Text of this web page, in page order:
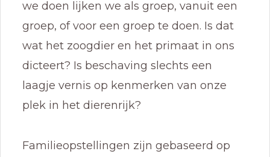
we doen lijken we als groep, vanuit een
groep, of voor een groep te doen. Is dat
wat het zoogdier en het primaat in ons
dicteert? Is beschaving slechts een
laagje vernis op kenmerken van onze
plek in het dierenrijk?
Familieopstellingen zijn gebaseerd op